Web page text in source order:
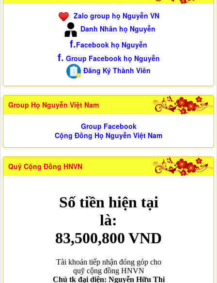
Zalo group họ Nguyễn VN
Danh Nhân họ Nguyễn
f.Facebook họ Nguyễn
f. Group Facebook họ Nguyễn
Đăng Ký Thành Viên
Group Họ Nguyễn Việt Nam
Group Facebook
Cộng Đồng Họ Nguyễn Việt Nam
Quỹ Cộng Đồng HNVN